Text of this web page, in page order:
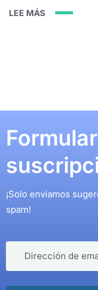
y sustituir los
LEE MÁS
¡Solo enviamos
spam!